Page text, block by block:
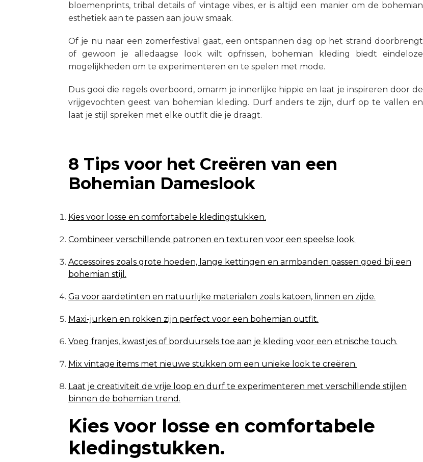
bloemenprints, tribal details of vintage vibes, er is altijd een manier om de bohemian
esthetiek aan te passen aan jouw smaak.
Of je nu naar een zomerfestival gaat, een ontspannen dag op het strand doorbrengt
of gewoon je alledaagse look wilt opfrissen, bohemian kleding biedt eindeloze
mogelijkheden om te experimenteren en te spelen met mode.
Dus gooi die regels overboord, omarm je innerlijke hippie en laat je inspireren door de
vrijgevochten geest van bohemian kleding. Durf anders te zijn, durf op te vallen en
laat je stijl spreken met elke outfit die je draagt.
8 Tips voor het Creëren van een
Bohemian Dameslook
Kies voor losse en comfortabele kledingstukken.
Combineer verschillende patronen en texturen voor een speelse look.
Accessoires zoals grote hoeden, lange kettingen en armbanden passen goed bij een
bohemian stijl.
Ga voor aardetinten en natuurlijke materialen zoals katoen, linnen en zijde.
Maxi-jurken en rokken zijn perfect voor een bohemian outfit.
Voeg franjes, kwastjes of borduursels toe aan je kleding voor een etnische touch.
Mix vintage items met nieuwe stukken om een unieke look te creëren.
Laat je creativiteit de vrije loop en durf te experimenteren met verschillende stijlen
binnen de bohemian trend.
Kies voor losse en comfortabele
kledingstukken.